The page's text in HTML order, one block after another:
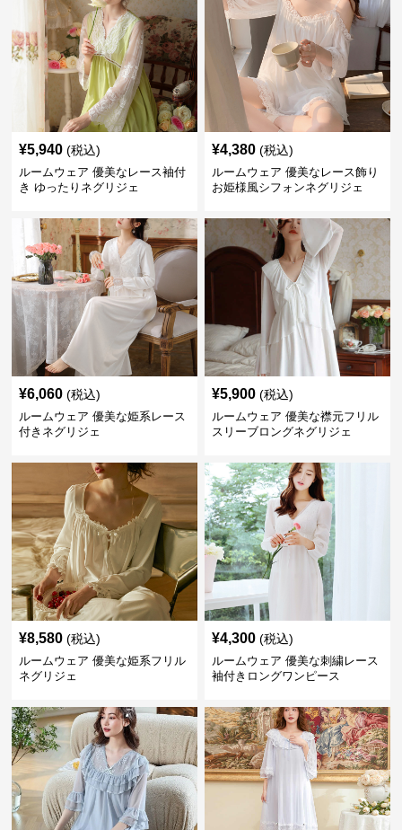
¥5,940 (税込)
ルームウェア 優美なレース袖付
き ゆったりネグリジェ
¥4,380 (税込)
ルームウェア 優美なレース飾り
お姫様風シフォンネグリジェ
¥6,060 (税込)
ルームウェア 優美な姫系レース
付きネグリジェ
¥5,900 (税込)
ルームウェア 優美な襟元フリル
スリーブロングネグリジェ
¥8,580 (税込)
ルームウェア 優美な姫系フリル
ネグリジェ
¥4,300 (税込)
ルームウェア 優美な刺繍レース
袖付きロングワンピース